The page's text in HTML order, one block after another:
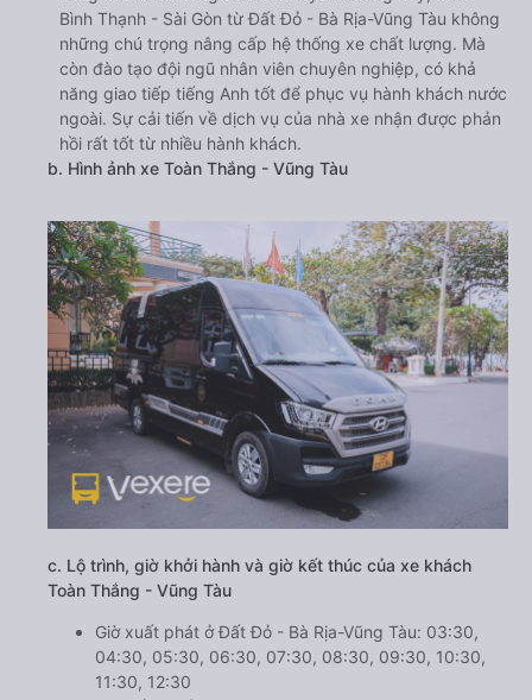
Bình Thạnh - Sài Gòn từ Đất Đỏ - Bà Rịa-Vũng Tàu không
những chú trọng nâng cấp hệ thống xe chất lượng. Mà
còn đào tạo đội ngũ nhân viên chuyên nghiệp, có khả
năng giao tiếp tiếng Anh tốt để phục vụ hành khách nước
ngoài. Sự cải tiến về dịch vụ của nhà xe nhận được phản
hồi rất tốt từ nhiều hành khách.
b. Hình ảnh xe Toàn Thắng - Vũng Tàu
c. Lộ trình, giờ khởi hành và giờ kết thúc của xe khách
Toàn Thắng - Vũng Tàu
Giờ xuất phát ở Đất Đỏ - Bà Rịa-Vũng Tàu: 03:30,
04:30, 05:30, 06:30, 07:30, 08:30, 09:30, 10:30,
11:30, 12:30